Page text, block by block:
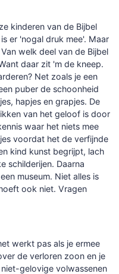
kinderen van de Bijbel
er 'nogal druk mee'. Maar
welk deel van de Bijbel
daar zit 'm de kneep.
Net zoals je een
puber de schoonheid
hapjes en grapjes. De
van het geloof is door
waar het niets mee
voordat het de verfijnde
kind kunst begrijpt, lach
schilderijen. Daarna
museum. Niet alles is
ook niet. Vragen
werkt pas als je ermee
de verloren zoon en je
gelovige volwassenen